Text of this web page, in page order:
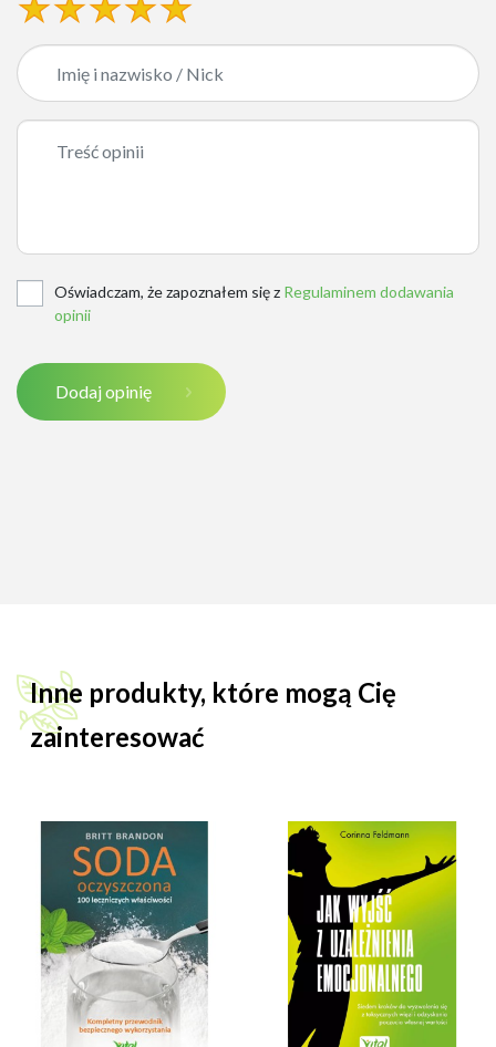
Oświadczam, że zapoznałem się z Regulaminem dodawania
opinii
Dodaj opinię
Inne produkty, które mogą Cię
zainteresować